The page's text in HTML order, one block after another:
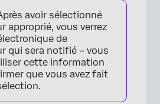
×
avoir sélectionné
approprié, vous verrez
de
qui sera notifié – vous
cette information
que vous avez fait